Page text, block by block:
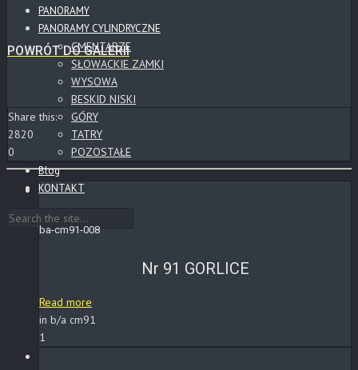
PANORAMY
PANORAMY CYLINDRYCZNE
CMENTARZE
SŁOWACKIE ZAMKI
WYSOWA
BESKID NISKI
GÓRY
TATRY
POZOSTAŁE
Blog
KONTAKT
POWRÓT DO GALERII
Share this:
2820
0
ba-cm91-008
Nr 91 GORLICE
Read more
in b/a cm91
1